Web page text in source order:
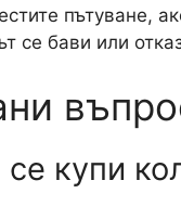
пътуване,
се бави или
купи